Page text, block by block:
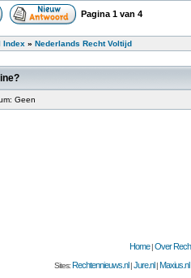
Pagina 1 van 4
Index » Nederlands Recht Voltijd
Geen
Home|Over
Sites:Rechtennieuws.nl |Jure.nl |Maxius.nl